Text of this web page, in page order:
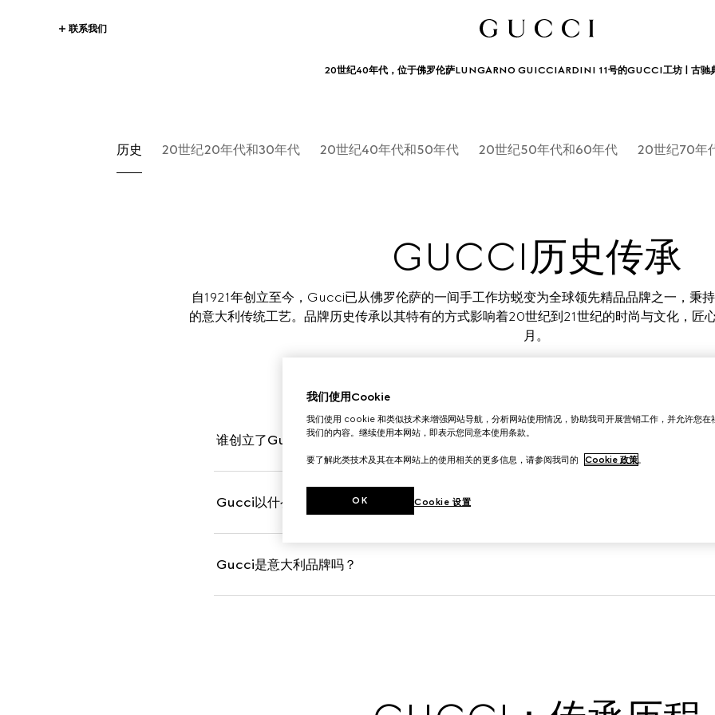
联系我们
20世纪40年代，位于佛罗伦萨LUNGARNO GUICCIARDINI 11号的GUCCI工坊 | 古驰
历史 20世纪20年代和30年代 20世纪40年代和50年代 20世纪50年代和60年代 20世纪70年
GUCCI历史传承
自1921年创立至今，Gucci已从佛罗伦萨的一间手工作坊蜕变为全球领先精品品牌之一，秉
的意大利传统工艺。品牌历史传承以其特有的方式影响着20世纪到21世纪的时尚与文化，匠
月。
谁创立了Gucci？
Gucci以什么闻名于世？
Gucci是意大利品牌吗？
我们使用Cookie
我们使用 cookie 和类似技术来增强网站导航，分析网站使用情况，协助我司开展营销工作，并允许您在
我们的内容。继续使用本网站，即表示您同意本使用条款。
要了解此类技术及其在本网站上的使用相关的更多信息，请参阅我司的 Cookie 政策。
Cookie 设置
OK